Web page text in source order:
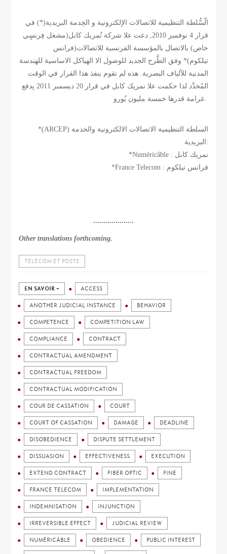
الّسُّلطة التنظيمية للاتصالات الإلكترونية و الخِدمة البريدية(*) في
قرار 4 نوفمبر 2010, دعت علا شركة نُمريك كابل(مشغل فِرنسٍي
خاص) بالاتصال بالمؤسسة الفرنسية للاتصالات(فرانس
تيلكوم)* وفق الطَّرح الجديد للوصول الا الهياكل الاساسية للهندسة
المدنية للألياف البصرية. هذه لم تقوم بنفذ هذا القرار في الوقت
المُحدَّد لذا حكمت علا نمريك كابل في قرار 20 ديسمبر 2011 بِدفع
غرامة قدرها خمسة مليون يُورو.
*(ARCEP) السلطة التنظيمية الاتصالات الالكترونية والخدمة
البريدية:
*Numéricâble : نمريك كابل
*France Telecom : فرانس تيلكوم
....................
Other translations forthcoming.
TÉLÉCOM ET POSTE
EN SAVOIR + ACCESS
ANOTHER JUDICIAL INSTANCE BEHAVIOR
COMPETENCE COMPETITION LAW
COMPLIANCE CONTRACT
CONTRACTUAL AMENDMENT
CONTRACTUAL FREEDOM
CONTRACTUAL MODIFICATION
COUR DE CASSATION COURT
COURT OF CASSATION DAMAGE DEADLINE
DISOBEDIENCE DISPUTE SETTLEMENT
DISSUASION EFFECTIVENESS EXECUTION
EXTEND CONTRACT FIBER OPTIC FINE
FRANCE TELECOM IMPLEMENTATION
INDEMNISATION INJUNCTION
IRREVERSIBLE EFFECT JUDICIAL REVIEW
NUMÉRICÂBLE OBEDIENCE PUBLIC INTEREST